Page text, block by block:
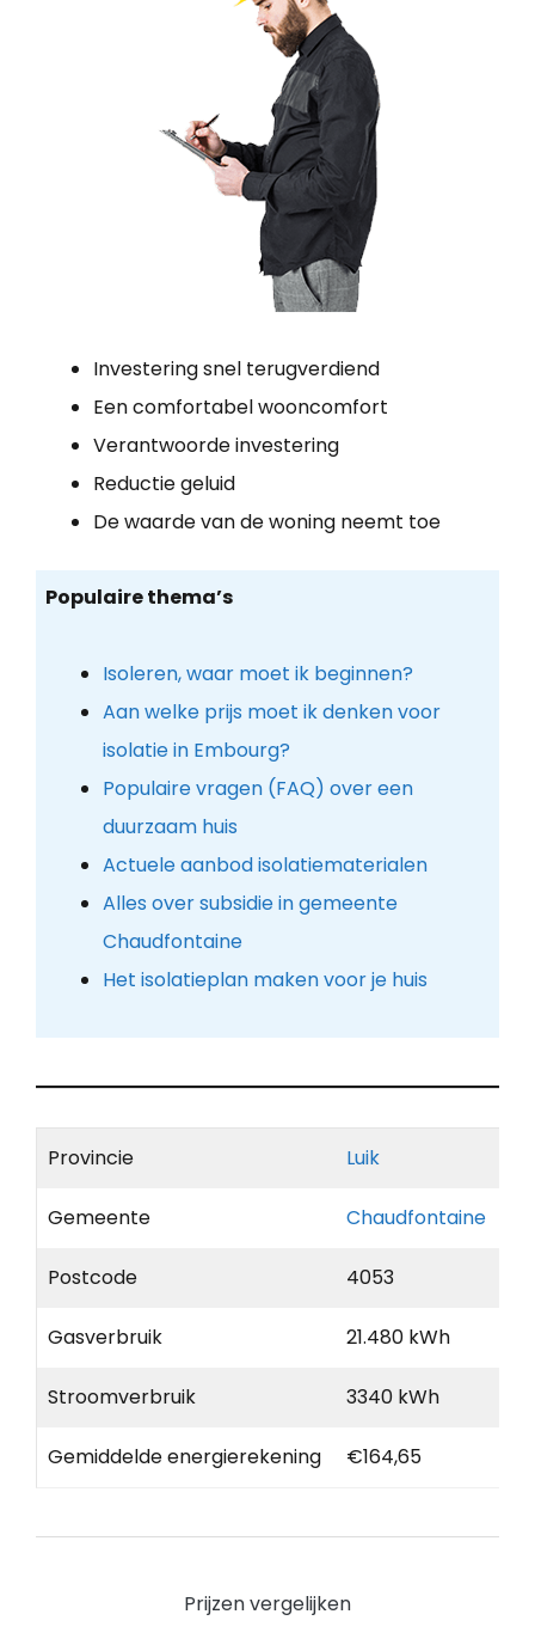
Investering snel terugverdiend
Een comfortabel wooncomfort
Verantwoorde investering
Reductie geluid
De waarde van de woning neemt toe
Populaire thema’s
Isoleren, waar moet ik beginnen?
Aan welke prijs moet ik denken voor
isolatie in Embourg?
Populaire vragen (FAQ) over een
duurzaam huis
Actuele aanbod isolatiematerialen
Alles over subsidie in gemeente
Chaudfontaine
Het isolatieplan maken voor je huis
Provincie Luik
Gemeente Chaudfontaine
Postcode 4053
Gasverbruik 21.480 kWh
Stroomverbruik 3340 kWh
Gemiddelde energierekening €164,65
Prijzen vergelijken